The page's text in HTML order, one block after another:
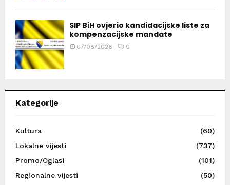
SIP BiH ovjerio kandidacijske liste za
kompenzacijske mandate
07/08/2026 0
Kategorije
Kultura
(60)
Lokalne vijesti
(737)
Promo/Oglasi
(101)
Regionalne vijesti
(50)